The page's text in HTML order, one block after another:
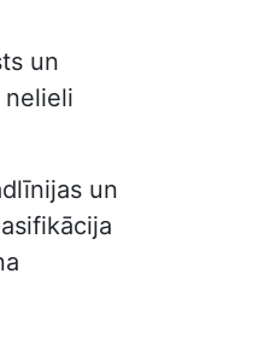
un
un